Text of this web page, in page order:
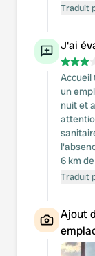
Traduit
J'ai
Accueil
un
nuit et
6 km
Traduit
Ajout